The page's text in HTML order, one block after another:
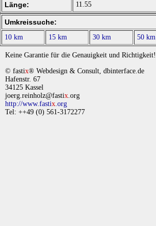
Länge: 11.55
Umkreissuche:
10 km 15 km 30 km 50 km
Keine Garantie für die Genauigkeit und Richtigkeit!
© fastix® Webdesign & Consult, dbinterface.de
Hafenstr. 67
34125 Kassel
joerg.reinholz@fastix.org
http://www.fastix.org
Tel: ++49 (0) 561-3172277